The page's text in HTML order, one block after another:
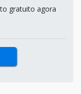
gratuito agora